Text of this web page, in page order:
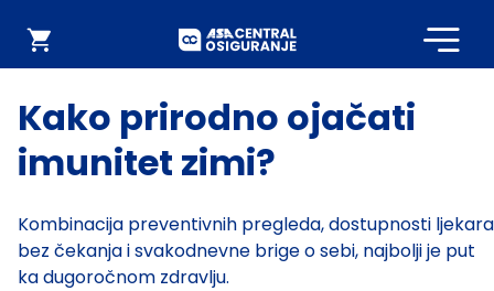
Webshop
Kako prirodno ojačati
imunitet zimi?
Kombinacija preventivnih pregleda, dostupnosti ljekara
bez čekanja i svakodnevne brige o sebi, najbolji je put
ka dugoročnom zdravlju.